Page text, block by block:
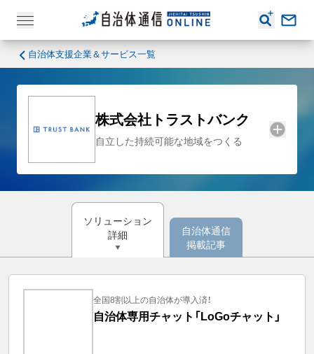
自治体支援企業＆サービス一覧
株式会社トラストバンク
自立した持続可能な地域をつくる
ソリューション
詳細
自治体通信
掲載記事
全国8割以上の自治体が導入済！
自治体専用チャット「LoGoチャット」